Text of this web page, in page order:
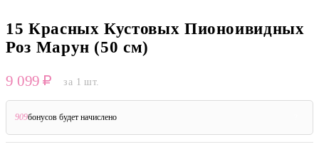
15 Красных Кустовых Пионоивидных
Роз Марун (50 см)
9 099 за 1 шт.
909бонусов будет начислено